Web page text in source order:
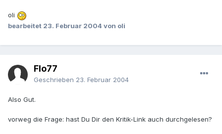
oli
bearbeitet 23. Februar 2004 von oli
Flo77
Geschrieben 23. Februar 2004
Also Gut.
vorweg die Frage: hast Du Dir den Kritik-Link auch durchgelesen?